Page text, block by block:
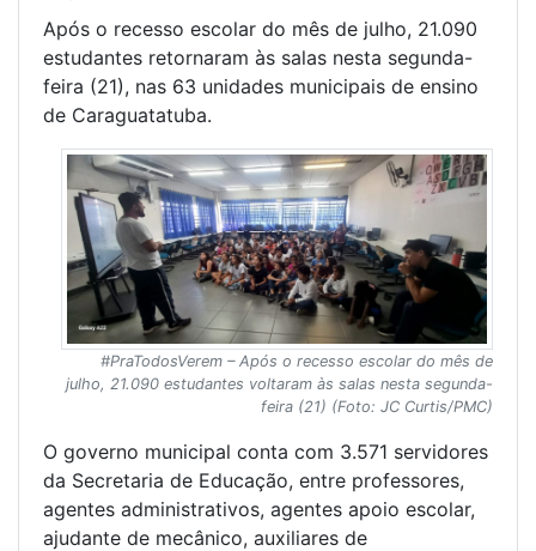
Após o recesso escolar do mês de julho, 21.090
estudantes retornaram às salas nesta segunda-
feira (21), nas 63 unidades municipais de ensino
de Caraguatatuba.
#PraTodosVerem – Após o recesso escolar do mês de
julho, 21.090 estudantes voltaram às salas nesta segunda-
feira (21) (Foto: JC Curtis/PMC)
O governo municipal conta com 3.571 servidores
da Secretaria de Educação, entre professores,
agentes administrativos, agentes apoio escolar,
ajudante de mecânico, auxiliares de